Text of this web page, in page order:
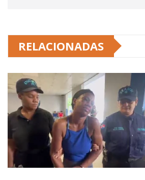
RELACIONADAS